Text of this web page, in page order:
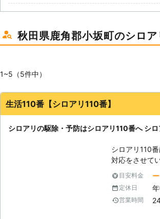
秋田県鹿角郡小坂町のシロ
1~5（5件中）
生活110番【シロアリ110番】
シロアリの駆除・予防はシロアリ110番へ シ
シロアリ110
対応をさせて
と言われて
が大きくなる
ます。シロア
全国どこでも対応しております
目安料金 ー
定休日
営業時間